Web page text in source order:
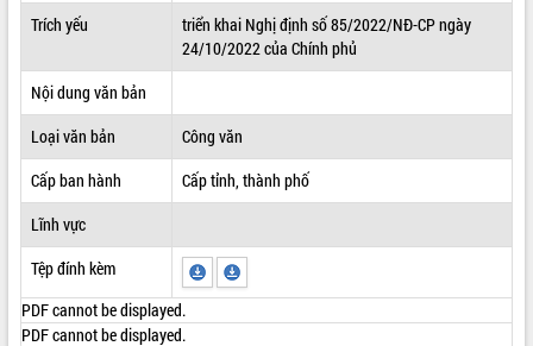
VĂN BẢN HĐND TỈNH
ĐIỂM TIN VĂN BẢN
Trích yếu
triển khai Nghị định số 85/2022/NĐ-CP ngày
24/10/2022 của Chính phủ
Nội dung văn bản
Loại văn bản
Công văn
Cấp ban hành
Cấp tỉnh, thành phố
Lĩnh vực
Tệp đính kèm
PDF cannot be displayed.
PDF cannot be displayed.